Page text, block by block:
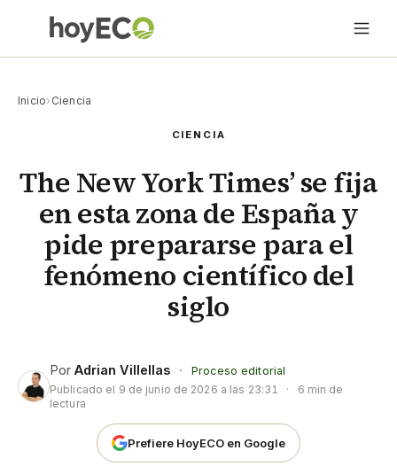
Inicio› Ciencia
CIENCIA
The New York Times’ se fija
en esta zona de España y
pide prepararse para el
fenómeno científico del
siglo
Por Adrian Villellas ·
Proceso editorial
Publicado el 9 de junio de 2026 a las 23:31 ·
6 min de
lectura
Prefiere HoyECO en Google